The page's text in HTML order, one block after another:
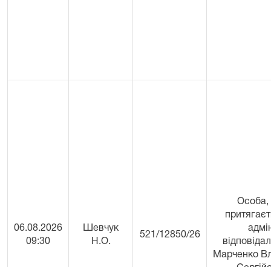
06.08.2026
09:30
Шевчук
Н.О.
521/12850/26
Особа,
Марченко